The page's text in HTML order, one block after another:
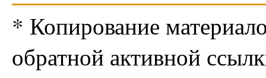
* Копирование
обратной активной